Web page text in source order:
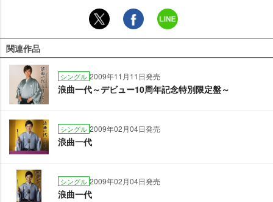
関連作品
シングル 2009年11月11日発売
浪曲一代～デビュー10周年記念特別限定盤～
シングル 2009年02月04日発売
浪曲一代
シングル 2009年02月04日発売
浪曲一代